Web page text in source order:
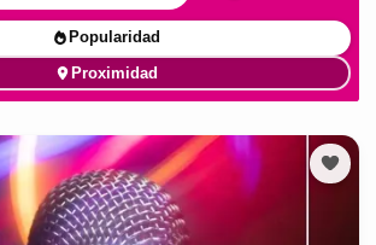
Popularidad
Proximidad